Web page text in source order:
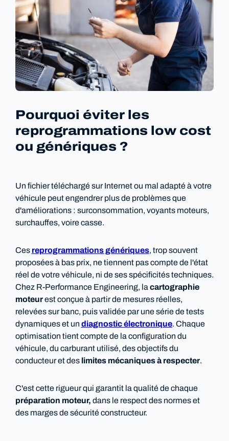
Pourquoi éviter les
reprogrammations low cost
ou génériques ?
Un fichier téléchargé sur Internet ou mal adapté à votre
véhicule peut engendrer plus de problèmes que
d'améliorations : surconsommation, voyants moteurs,
surchauffes, voire casse.
Ces reprogrammations génériques, trop souvent
proposées à bas prix, ne tiennent pas compte de l'état
réel de votre véhicule, ni de ses spécificités techniques.
Chez R-Performance Engineering, lacartographie
moteurest conçue à partir de mesures réelles,
relevées sur banc, puis validée par une série de tests
dynamiques et un diagnostic électronique. Chaque
optimisation tient compte de la configuration du
véhicule, du carburant utilisé, des objectifs du
conducteur et des limites mécaniques à respecter.
C'est cette rigueur qui garantit la qualité de chaque
préparation moteur, dans le respect des normes et
des marges de sécurité constructeur.